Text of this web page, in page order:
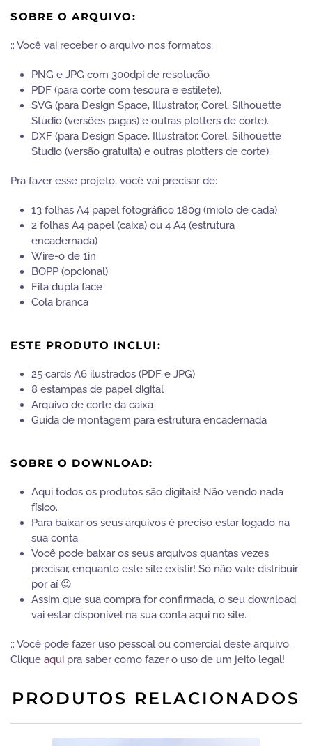
SOBRE O ARQUIVO:
:: Você vai receber o arquivo nos formatos:
PNG e JPG com 300dpi de resolução
PDF (para corte com tesoura e estilete).
SVG (para Design Space, Illustrator, Corel, Silhouette
Studio (versões pagas) e outras plotters de corte).
DXF (para Design Space, Illustrator, Corel, Silhouette
Studio (versão gratuita) e outras plotters de corte).
Pra fazer esse projeto, você vai precisar de:
13 folhas A4 papel fotográfico 180g (miolo de cada)
2 folhas A4 papel (caixa) ou 4 A4 (estrutura
encadernada)
Wire-o de 1in
BOPP (opcional)
Fita dupla face
Cola branca
ESTE PRODUTO INCLUI:
25 cards A6 ilustrados (PDF e JPG)
8 estampas de papel digital
Arquivo de corte da caixa
Guida de montagem para estrutura encadernada
SOBRE O DOWNLOAD:
Aqui todos os produtos são digitais! Não vendo nada
físico.
Para baixar os seus arquivos é preciso estar logado na
sua conta.
Você pode baixar os seus arquivos quantas vezes
precisar, enquanto este site existir! Só não vale distribuir
por aí 😉
Assim que sua compra for confirmada, o seu download
vai estar disponível na sua conta aqui no site.
:: Você pode fazer uso pessoal ou comercial deste arquivo.
Clique aqui pra saber como fazer o uso de um jeito legal!
PRODUTOS RELACIONADOS